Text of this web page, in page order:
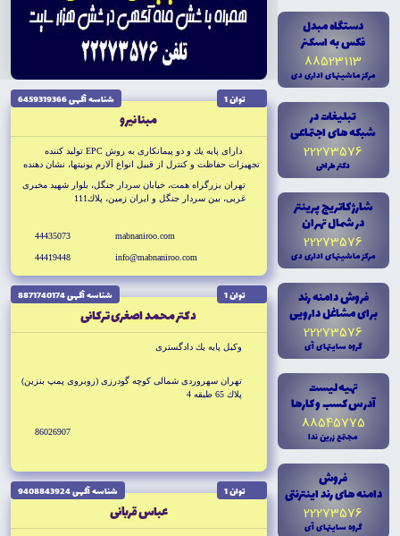
دستگاه مبدل
فکس به اسکنر
88523113
مرکز ماشينهاى ادارى دى
تبليغات در
شبکه هاى اجتماعى
22273576
دکتر طراحى
شارژ کاتريج پرينتر
در شمال تهران
22273576
مرکز ماشينهاى ادارى دى
فروش دامنه رند
براى مشاغل دارويى
22273576
گروه سايتهاى آى
تهيه ليست
آدرس کسب و کارها
88545775
مجتمع زرين ندا
فروش
دامنه هاى رند اينترنتى
22273576
گروه سايتهاى آى
توان 1 شناسه آگهى 6459319366
مبنا نيرو
داراى پايه يك و دو پيمانكارى به روش EPC توليد كننده
تجهيزات حفاظت و كنترل از قبيل انواع آلارم يونيتها، نشان دهنده
تهران بزرگراه همت، خيابان سردار جنگل، بلوار شهيد مخبرى
غربى، بين سردار جنگل و ايران زمين، پلاك111
mabnaniroo.com
info@mabnaniroo.com
44435073
44419448
توان 1 شناسه آگهى 8871740174
دكتر محمد اصغرى تركانى
وكيل پايه يك دادگسترى
تهران سهروردى شمالى كوچه گودرزى (روبروى پمپ بنزين)
پلاك 65 طبقه 4
86026907
توان 1 شناسه آگهى 9408843924
عباس قربانى